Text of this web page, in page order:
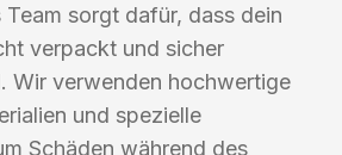
Team sorgt dafür, dass dein
verpackt und sicher
Wir verwenden hochwertige
und spezielle
Schäden während des